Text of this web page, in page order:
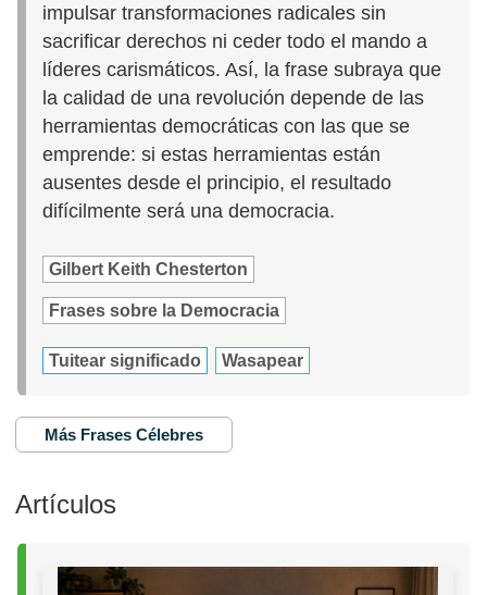
impulsar transformaciones radicales sin
sacrificar derechos ni ceder todo el mando a
líderes carismáticos. Así, la frase subraya que
la calidad de una revolución depende de las
herramientas democráticas con las que se
emprende: si estas herramientas están
ausentes desde el principio, el resultado
difícilmente será una democracia.
Gilbert Keith Chesterton
Frases sobre la Democracia
Tuitear significado Wasapear
Más Frases Célebres
Artículos